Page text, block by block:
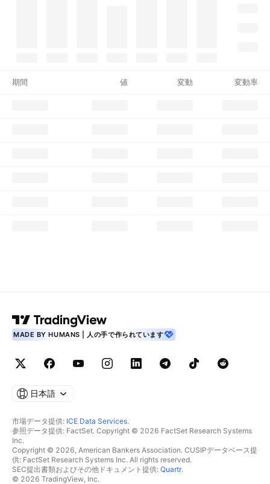
期間 値 変動 変動率
MADE BY HUMANS | 人の手で作られています
日本語
市場データ提供: ICE Data Services.
参照データ提供: FactSet. Copyright © 2026 FactSet Research Systems
Inc.
Copyright © 2026, American Bankers Association. CUSIPデータベース提
供: FactSet Research Systems Inc. All rights reserved.
SEC提出書類およびその他ドキュメント提供: Quartr.
© 2026 TradingView, Inc.